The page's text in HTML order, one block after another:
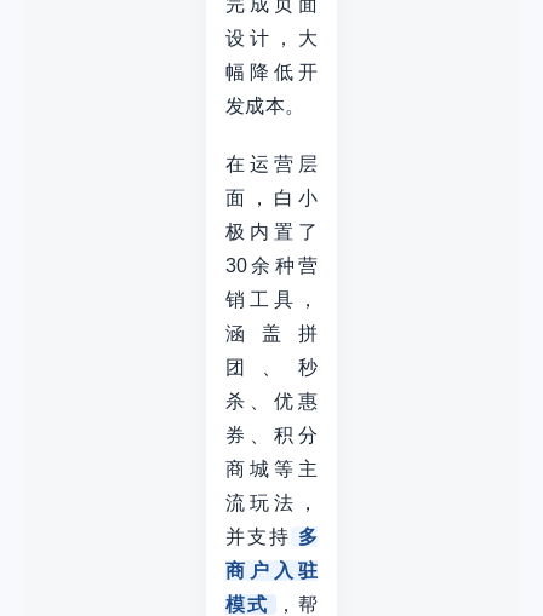
完成页面
设计，大
幅降低开
发成本。
在运营层
面，白小
极内置了
30余种营
销工具，
涵盖拼
团、秒
杀、优惠
券、积分
商城等主
流玩法，
并支持 多
商户入驻
模式
，帮